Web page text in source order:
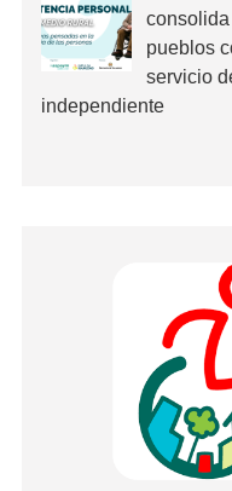
movilidad de las
pueblos
servicio
independiente